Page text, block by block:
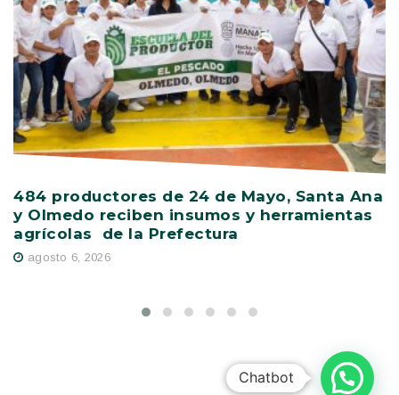
484 productores de 24 de Mayo, Santa Ana
y Olmedo reciben insumos y herramientas
agrícolas de la Prefectura
agosto 6, 2026
Chatbot